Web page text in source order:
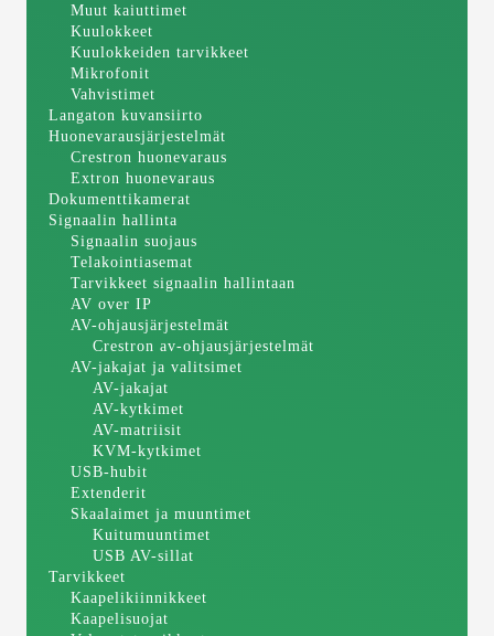
Muut kaiuttimet
Kuulokkeet
Kuulokkeiden tarvikkeet
Mikrofonit
Vahvistimet
Langaton kuvansiirto
Huonevarausjärjestelmät
Crestron huonevaraus
Extron huonevaraus
Dokumenttikamerat
Signaalin hallinta
Signaalin suojaus
Telakointiasemat
Tarvikkeet signaalin hallintaan
AV over IP
AV-ohjausjärjestelmät
Crestron av-ohjausjärjestelmät
AV-jakajat ja valitsimet
AV-jakajat
AV-kytkimet
AV-matriisit
KVM-kytkimet
USB-hubit
Extenderit
Skaalaimet ja muuntimet
Kuitumuuntimet
USB AV-sillat
Tarvikkeet
Kaapelikiinnikkeet
Kaapelisuojat